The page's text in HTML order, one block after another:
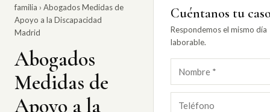
familia › Abogados Medidas de
Apoyo a la Discapacidad
Madrid
Abogados
Medidas de
Apoyo a la
Cuéntanos tu
Respondemos el mismo día
laborable.